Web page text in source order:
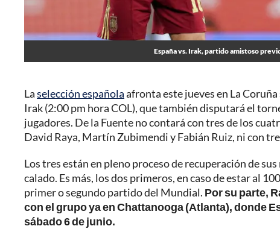
España vs. Irak, partido amistoso
Laselección españolaafronta este jueves en La
Irak (2:00 pm hora COL), que también disputará el
jugadores. De la Fuente no contará con tres de los
David Raya, Martín Zubimendi y Fabián Ruiz, ni con
Los tres están en pleno proceso de recuperación de
calado. Es más, los dos primeros, en caso de estar al
primer o segundo partido del Mundial. Por su parte,
con el grupo ya en Chattanooga (Atlanta), donde
sábado 6 de junio.